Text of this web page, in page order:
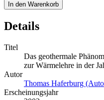
In den Warenkorb
Details
Titel
Das geothermale
zur Wärmelehre in der
Autor
Thomas Haferburg
Erscheinungsjahr